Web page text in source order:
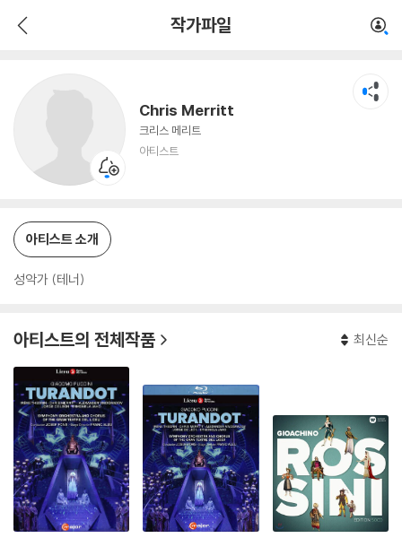
작가파일
Chris Merritt
크리스 메리트
아티스트
아티스트 소개
성악가 (테너)
아티스트의 전체작품 최신순